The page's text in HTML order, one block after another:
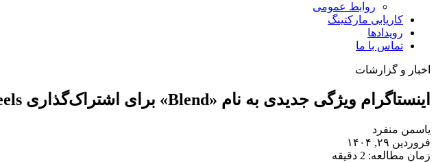
روابط عمومی
کاریابی مارکتینگ
رویدادها
تماس با ما
اخبار و گزارشات
اینستاگرام ویژگی جدیدی به نام «Blend» برای اشتراک‌گذاری Reels راه‌اندازی کرد
یاسمن منفرد
فروردین ۲۹, ۱۴۰۴
زمان مطالعه: 2 دقیقه